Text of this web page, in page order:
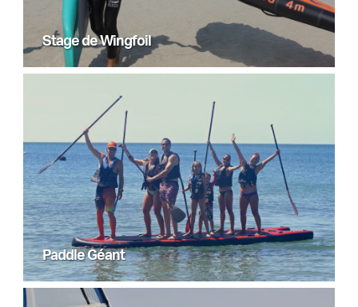
Stage de Wingfoil
Paddle Géant